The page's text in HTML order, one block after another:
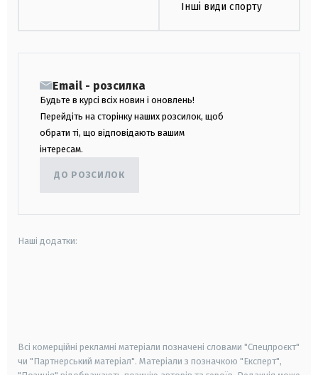
Інші види спорту
Email - розсилка
Будьте в курсі всіх новин і оновлень!
Перейдіть на сторінку наших розсилок, щоб
обрати ті, що відповідають вашим
інтересам.
ДО РОЗСИЛОК
Наші додатки:
Всі комерційні рекламні матеріали позначені словами "Спецпроєкт"
чи "Партнерський матеріал". Матеріали з позначкою "Експерт",